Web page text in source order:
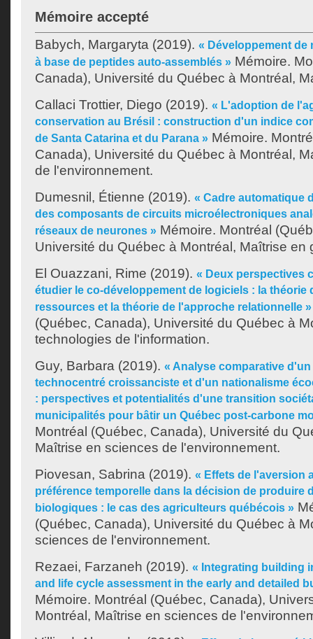
Mémoire accepté
Babych, Margaryta (2019). « Développement
à base de peptides auto-assemblés » Mémoire.
Canada), Université du Québec à Montréal,
Callaci Trottier, Diego (2019). « L'adoption de
conservation au Brésil : construction d'un indice
de Santa Catarina et du Parana » Mémoire.
Canada), Université du Québec à Montréal,
de l'environnement.
Dumesnil, Étienne (2019). « Cadre automatique
des composants de circuits microélectroniques
réseaux de neurones » Mémoire. Montréal
Université du Québec à Montréal, Maîtrise en
El Ouazzani, Rime (2019). « Deux perspectives
étudier le co-développement de logiciels : la théorie
ressources et la théorie de l'approche relationnelle »
(Québec, Canada), Université du Québec à
technologies de l'information.
Guy, Barbara (2019). « Analyse comparative
technocentré croissanciste et d'un nationalisme
: perspectives et potentialités d'une transition
municipalités pour bâtir un Québec post-carbone
Montréal (Québec, Canada), Université du
Maîtrise en sciences de l'environnement.
Piovesan, Sabrina (2019). « Effets de l'aversion
préférence temporelle dans la décision de produire
biologiques : le cas des agriculteurs québécois »
(Québec, Canada), Université du Québec à
sciences de l'environnement.
Rezaei, Farzaneh (2019). « Integrating building
and life cycle assessment in the early and detailed
Mémoire. Montréal (Québec, Canada),
Montréal, Maîtrise en sciences de